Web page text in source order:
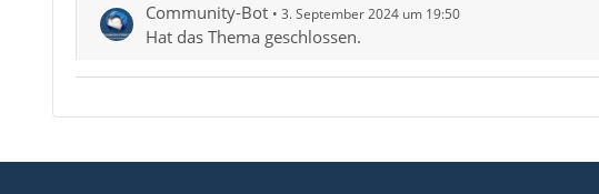
Community-Bot 3. September 2024 um 19:50
Hat das Thema geschlossen.